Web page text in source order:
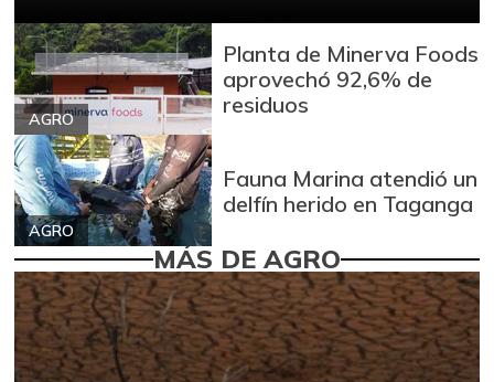
AGRO
Planta de Minerva Foods
aprovechó 92,6% de
residuos
AGRO
Fauna Marina atendió un
delfín herido en Taganga
MÁS DE AGRO